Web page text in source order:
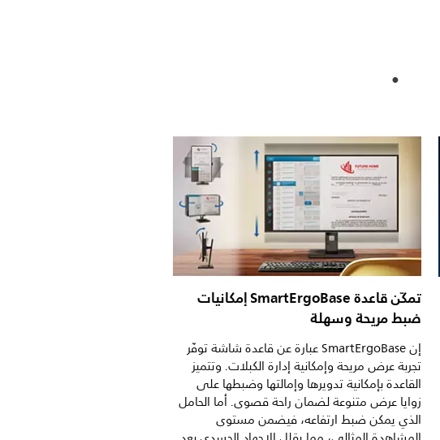
تمكّن قاعدة SmartErgoBase إمكانيات
ضبط مريحة وسهلة
إن SmartErgoBase عبارة عن قاعدة شاشة توفّر
تجربة عرض مريحة وإمكانية إدارة الكبلات. وتتميز
القاعدة بإمكانية تدويرها وإمالتها وضبطها على
زوايا عرض متنوعة لضمان راحة قصوى. أما الحامل
الذي يمكن ضبط ارتفاعه، فيضمن مستوى